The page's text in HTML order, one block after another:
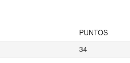
PUNTOS
34